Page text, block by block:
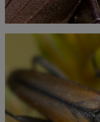
mm groot.
Meer informatie